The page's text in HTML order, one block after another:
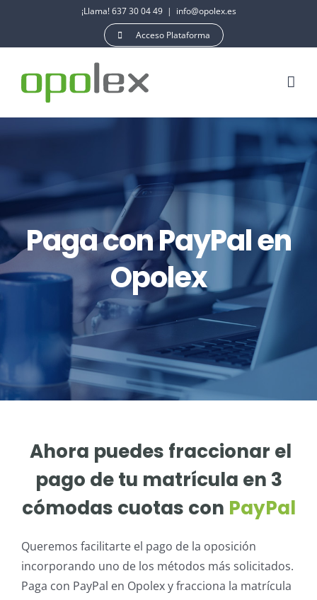
contenido
¡Llama! 637 30 04 49 | info@opolex.es
Acceso Plataforma
Paga con PayPal en
Opolex
Ahora puedes fraccionar el
pago de tu matrícula en 3
cómodas cuotas con PayPal
Queremos facilitarte el pago de la oposición
incorporando uno de los métodos más solicitados.
Paga con PayPal en Opolex y fracciona la matrícula